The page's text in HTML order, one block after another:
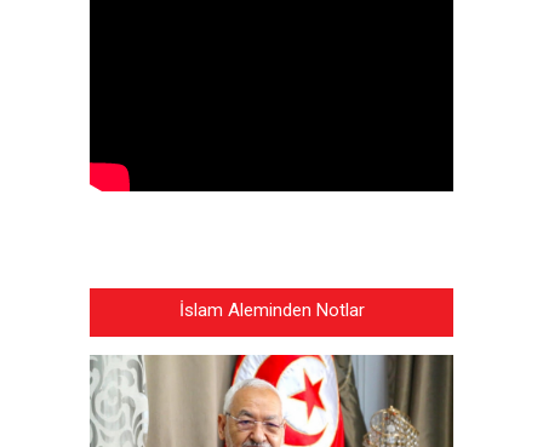
İslam Aleminden Notlar